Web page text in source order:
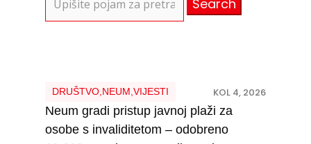
for:
DRUŠTVO, NEUM VIJESTI KOL 4, 2026
Neum gradi pristup javnoj plaži za
osobe s invaliditetom – odobreno